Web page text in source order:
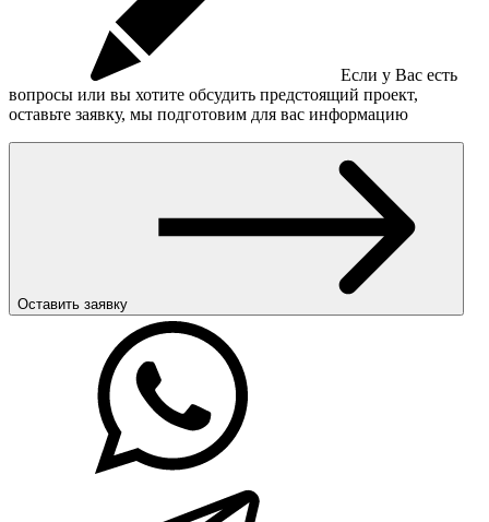
Если у Вас есть
вопросы или вы хотите обсудить предстоящий проект,
оставьте заявку, мы подготовим для вас информацию
Оставить заявку